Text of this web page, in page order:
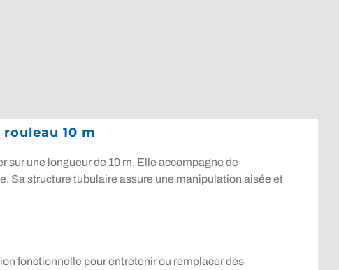
10 m
sur une longueur de 10 m. Elle accompagne de
Sa structure tubulaire assure une manipulation aisée et
fonctionnelle pour entretenir ou remplacer des